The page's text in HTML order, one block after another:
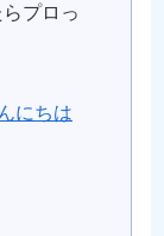
プロっ
にちは